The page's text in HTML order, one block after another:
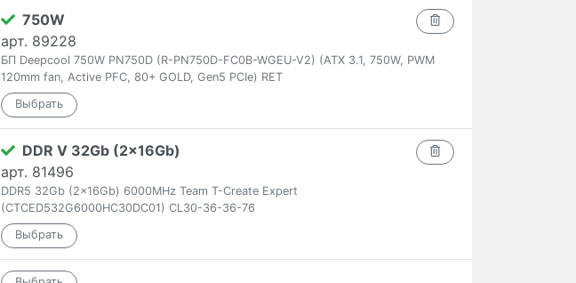
750W
арт. 89228
БП Deepcool 750W PN750D (R-PN750D-FC0B-WGEU-V2) (ATX 3.1, 750W, PWM
120mm fan, Active PFC, 80+ GOLD, Gen5 PCIe) RET
DDR V 32Gb (2x16Gb)
арт. 81496
DDR5 32Gb (2x16Gb) 6000MHz Team T-Create Expert
(CTCED532G6000HC30DC01) CL30-36-36-76